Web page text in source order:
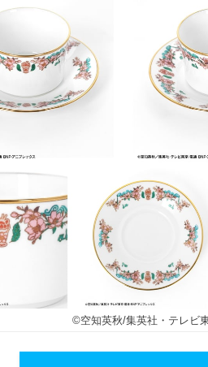
©空知英秋/集英社・テレビ